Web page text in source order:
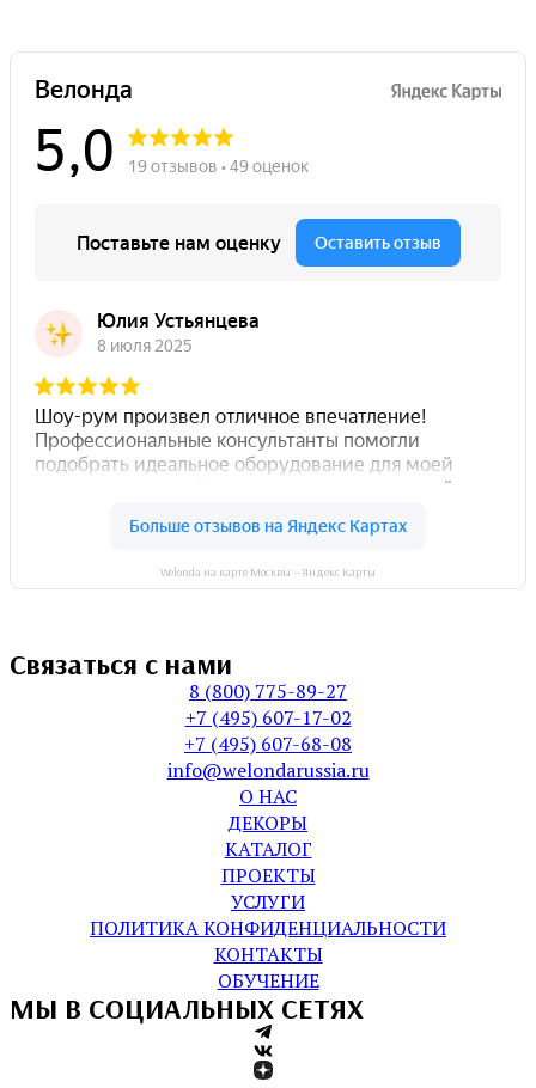
Welonda на карте Москвы — Яндекс Карты
Связаться с нами
8 (800) 775-89-27
+7 (495) 607-17-02
+7 (495) 607-68-08
info@welondarussia.ru
О НАС
ДЕКОРЫ
КАТАЛОГ
ПРОЕКТЫ
УСЛУГИ
ПОЛИТИКА КОНФИДЕНЦИАЛЬНОСТИ
КОНТАКТЫ
ОБУЧЕНИЕ
МЫ В СОЦИАЛЬНЫХ СЕТЯХ